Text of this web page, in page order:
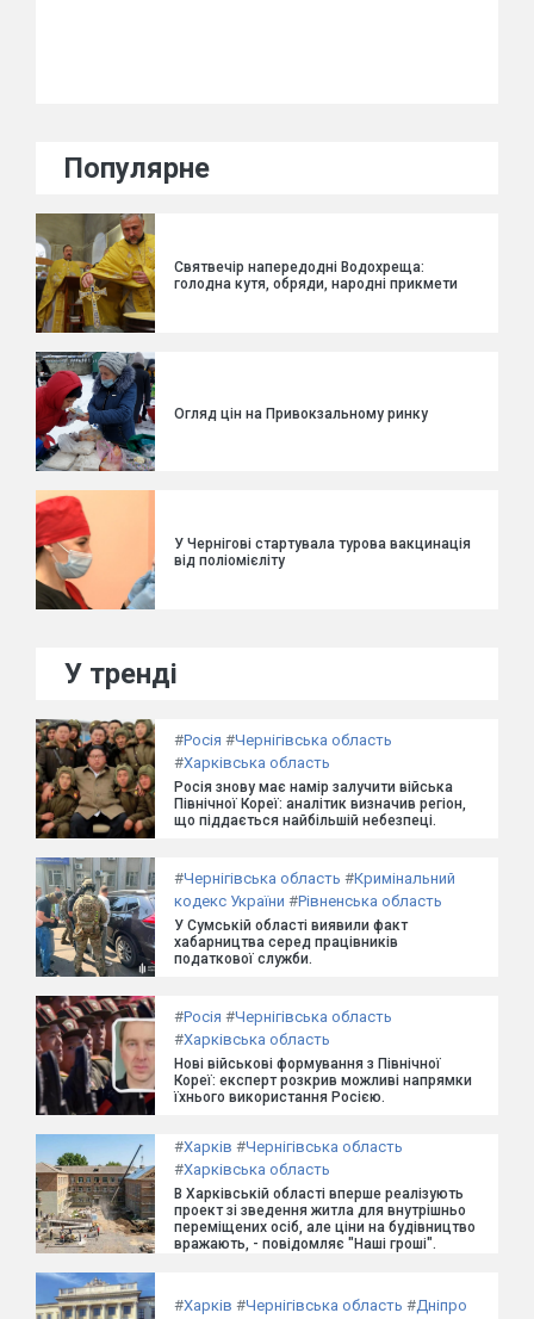
Популярне
Святвечір напередодні Водохреща:
голодна кутя, обряди, народні прикмети
Огляд цін на Привокзальному ринку
У Чернігові стартувала турова вакцинація
від поліомієліту
У тренді
#Росія #Чернігівська область
#Харківська область
Росія знову має намір залучити війська
Північної Кореї: аналітик визначив регіон,
що піддається найбільшій небезпеці.
#Чернігівська область #Кримінальний
кодекс України #Рівненська область
У Сумській області виявили факт
хабарництва серед працівників
податкової служби.
#Росія #Чернігівська область
#Харківська область
Нові військові формування з Північної
Кореї: експерт розкрив можливі напрямки
їхнього використання Росією.
#Харків #Чернігівська область
#Харківська область
В Харківській області вперше реалізують
проект зі зведення житла для внутрішньо
переміщених осіб, але ціни на будівництво
вражають, - повідомляє "Наші гроші".
#Харків #Чернігівська область #Дніпро